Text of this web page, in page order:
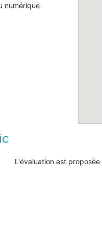
numérique
L'évaluation est